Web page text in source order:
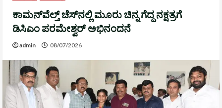
ಕಾಮನ್‌ವೆಲ್ತ್ ಚೆಸ್‌ನಲ್ಲಿ ಮೂರು ಚಿನ್ನ ಗೆದ್ದ ನಕ್ಷತ್ರಗೆ
ಡಿಸಿಎಂ ಪರಮೇಶ್ವರ್ ಅಭಿನಂದನೆ
admin 08/07/2026